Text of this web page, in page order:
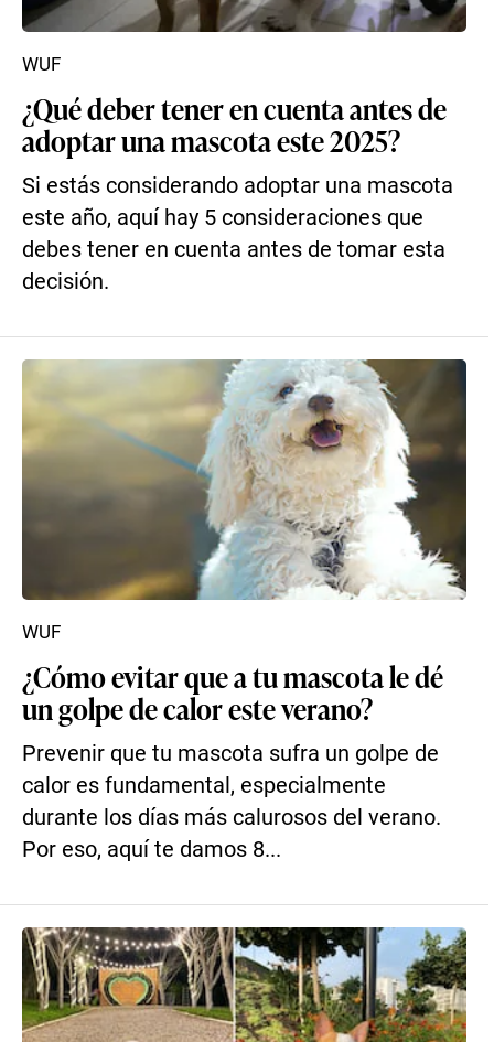
¿Qué deber tener en cuenta antes de
adoptar una mascota este 2025?
Si estás considerando adoptar una mascota
este año, aquí hay 5 consideraciones que
debes tener en cuenta antes de tomar esta
decisión.
WUF
¿Cómo evitar que a tu mascota le dé
un golpe de calor este verano?
Prevenir que tu mascota sufra un golpe de
calor es fundamental, especialmente
durante los días más calurosos del verano.
Por eso, aquí te damos 8...
WUF